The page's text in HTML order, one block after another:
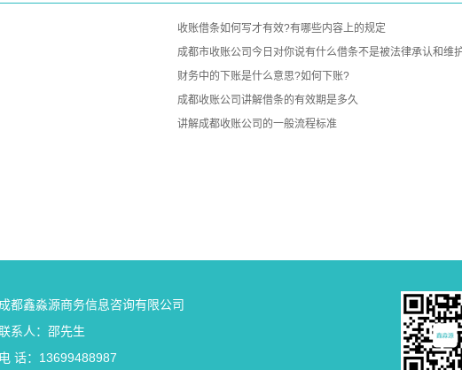
收账借条如何写才有效?有哪些内容上的规定
成都市收账公司今日对你说有什么借条不是被法律承认和维
财务中的下账是什么意思?如何下账?
成都收账公司讲解借条的有效期是多久
讲解成都收账公司的一般流程标准
成都鑫淼源商务信息咨询有限公司
系人：邵先生
电 话：13699488987